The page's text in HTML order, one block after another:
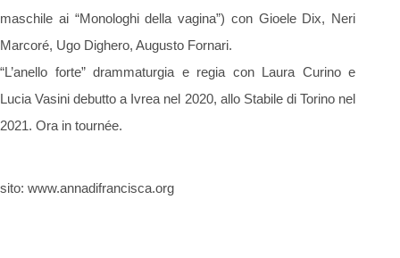
maschile ai “Monologhi della vagina”) con Gioele Dix, Neri
Marcoré, Ugo Dighero, Augusto Fornari.
“L’anello forte” drammaturgia e regia con Laura Curino e
Lucia Vasini debutto a Ivrea nel 2020, allo Stabile di Torino nel
2021. Ora in tournée.
sito: www.annadifrancisca.org